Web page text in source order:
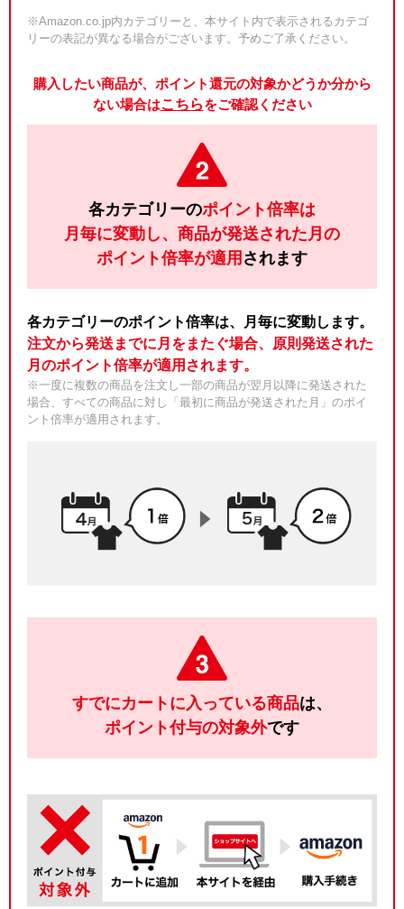
※Amazon.co.jp内カテゴリーと、本サイト内で表示されるカテゴ
リーの表記が異なる場合がございます。予めご了承ください。
購入したい商品が、ポイント還元の対象かどうか分から
ない場合はこちらをご確認ください
各カテゴリーのポイント倍率は
月毎に変動し、商品が発送された月の
ポイント倍率が適用 されます
各カテゴリーのポイント倍率は、月毎に変動します。
注文から発送までに月をまたぐ場合、原則発送された
月のポイント倍率が適用されます。
※一度に複数の商品を注文し一部の商品が翌月以降に発送された
場合、すべての商品に対し「最初に商品が発送された月」のポイ
ント倍率が適用されます。
すでにカートに入っている商品は、
ポイント付与の対象外です